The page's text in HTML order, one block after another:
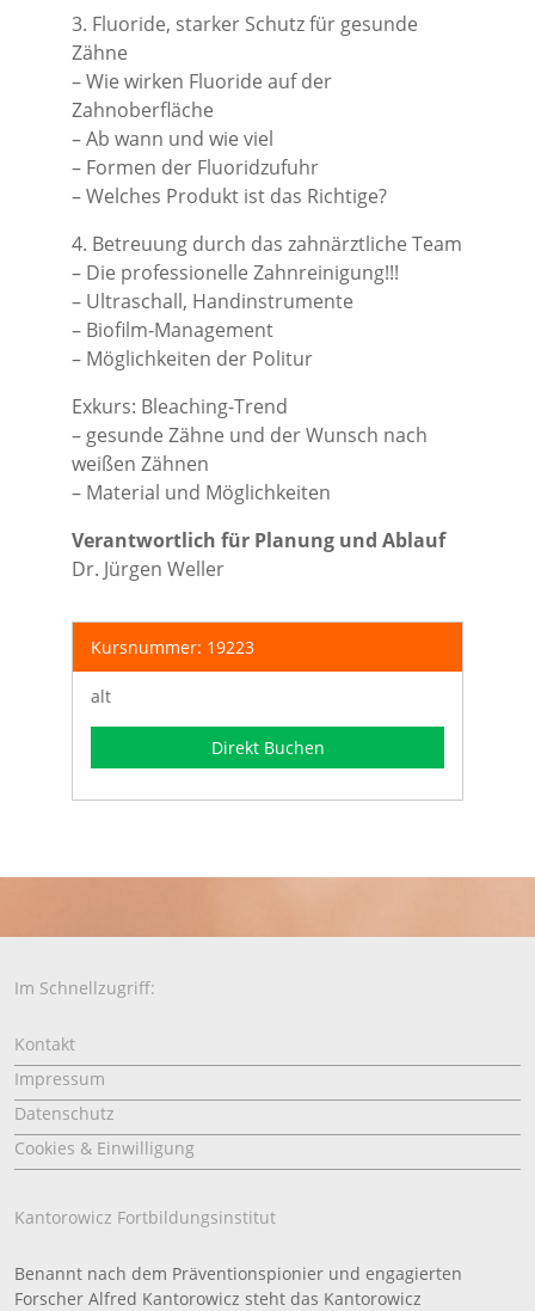
3. Fluoride, starker Schutz für gesunde
Zähne
– Wie wirken Fluoride auf der
Zahnoberfläche
– Ab wann und wie viel
– Formen der Fluoridzufuhr
– Welches Produkt ist das Richtige?
4. Betreuung durch das zahnärztliche Team
– Die professionelle Zahnreinigung!!!
– Ultraschall, Handinstrumente
– Biofilm-Management
– Möglichkeiten der Politur
Exkurs: Bleaching-Trend
– gesunde Zähne und der Wunsch nach
weißen Zähnen
– Material und Möglichkeiten
Verantwortlich für Planung und Ablauf
Dr. Jürgen Weller
Kursnummer: 19223
alt
Direkt Buchen
Im Schnellzugriff:
Kontakt
Impressum
Datenschutz
Cookies & Einwilligung
Kantorowicz Fortbildungsinstitut
Benannt nach dem Präventionspionier und engagierten
Forscher Alfred Kantorowicz steht das Kantorowicz